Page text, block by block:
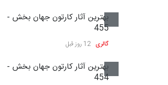
بهترین آثار کارتون جهان بخش -
455
گالری 12 روز قبل
بهترین آثار کارتون جهان بخش -
454